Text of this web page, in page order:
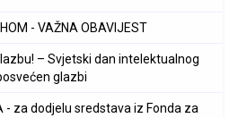
- VAŽNA OBAVIJEST
– Svjetski dan intelektualnog
glazbi
- za dodjelu sredstava iz Fonda za